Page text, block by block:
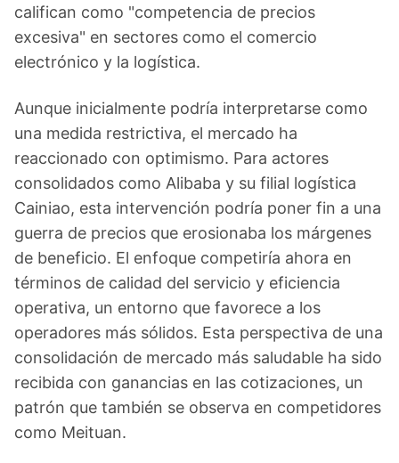
califican como "competencia de precios
excesiva" en sectores como el comercio
electrónico y la logística.
Aunque inicialmente podría interpretarse como
una medida restrictiva, el mercado ha
reaccionado con optimismo. Para actores
consolidados como Alibaba y su filial logística
Cainiao, esta intervención podría poner fin a una
guerra de precios que erosionaba los márgenes
de beneficio. El enfoque competiría ahora en
términos de calidad del servicio y eficiencia
operativa, un entorno que favorece a los
operadores más sólidos. Esta perspectiva de una
consolidación de mercado más saludable ha sido
recibida con ganancias en las cotizaciones, un
patrón que también se observa en competidores
como Meituan.